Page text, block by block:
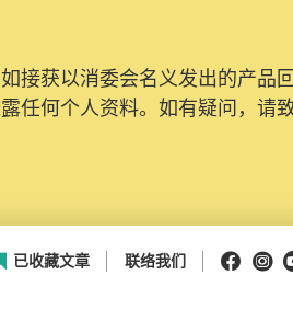
接获以消委会名义发出的产品
任何个人资料。如有疑问，请
已收藏文章 联络我们